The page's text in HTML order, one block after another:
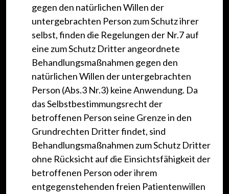
gegen den natürlichen Willen der
untergebrachten Person zum Schutz ihrer
selbst, finden die Regelungen der Nr.7 auf
eine zum Schutz Dritter angeordnete
Behandlungsmaßnahmen gegen den
natürlichen Willen der untergebrachten
Person (Abs.3 Nr.3) keine Anwendung. Da
das Selbstbestimmungsrecht der
betroffenen Person seine Grenze in den
Grundrechten Dritter findet, sind
Behandlungsmaßnahmen zum Schutz Dritter
ohne Rücksicht auf die Einsichtsfähigkeit der
betroffenen Person oder ihrem
entgegenstehenden freien Patientenwillen